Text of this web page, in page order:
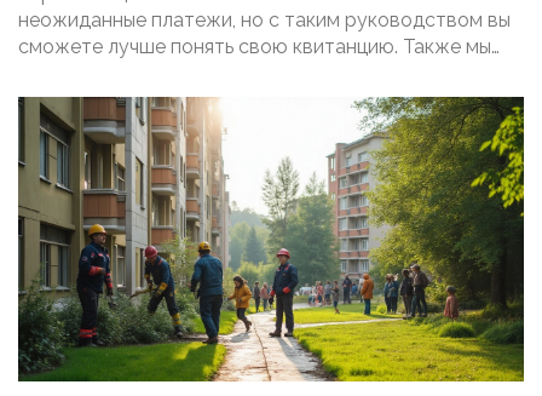
неожиданные платежи, но с таким руководством вы
сможете лучше понять свою квитанцию. Также мы
на чем не стоит экономить в вопросах
коммунального благоустройства.